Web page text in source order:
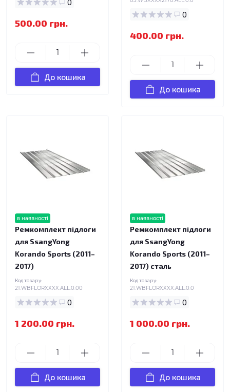
500.00 грн.
До кошика
0
400.00 грн.
До кошика
в наявності
Ремкомплект підлоги
для SsangYong
Korando Sports (2011–
2017)
Код товару:
21.WBFLORXXXX.ALL.0.00
0
1 200.00 грн.
До кошика
в наявності
Ремкомплект підлоги
для SsangYong
Korando Sports (2011–
2017) сталь
Код товару:
21.WBFLORXXXX.ALL.0.0
0
1 000.00 грн.
До кошика